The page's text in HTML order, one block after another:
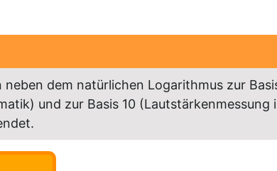
neben dem natürlichen Logarithmus zur
und zur Basis 10 (Lautstärkenmessung